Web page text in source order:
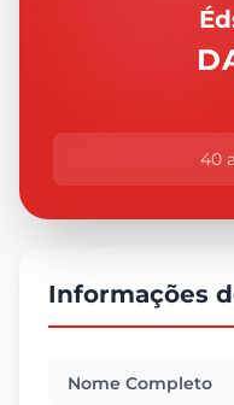
40
Informações
Nome Completo